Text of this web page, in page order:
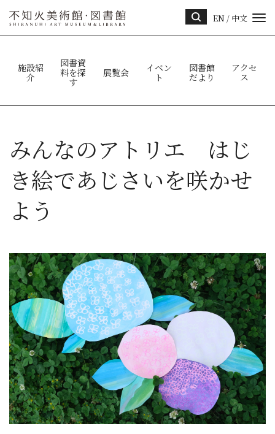
ト内
EN / 中文
施設紹
介
図書資
料を探
す
展覧会
イベン
ト
図書館
だより
アクセ
ス
みんなのアトリエ はじ
き絵であじさいを咲かせ
よう